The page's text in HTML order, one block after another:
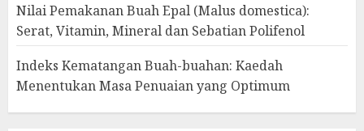
Nilai Pemakanan Buah Epal (Malus domestica):
Serat, Vitamin, Mineral dan Sebatian Polifenol
Indeks Kematangan Buah-buahan: Kaedah
Menentukan Masa Penuaian yang Optimum